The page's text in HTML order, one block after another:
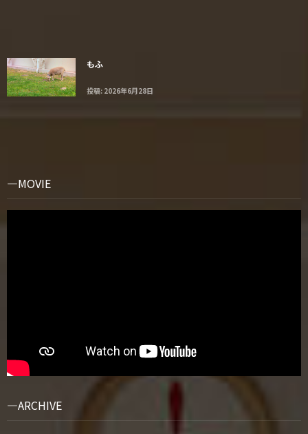
もふ
投稿: 2026年6月28日
MOVIE
ARCHIVE